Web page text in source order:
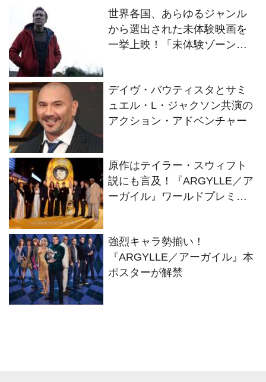
世界各国、あらゆるジャンル
から選出された未体験映画を
一挙上映！「未体験ゾーンの
デイヴ・バウティスタとサミ
ュエル・L・ジャクソン共演の
アクション・アドベンチャー
原作はテイラー・スウィフト
説にも言及！『ARGYLLE／ア
ーガイル』ワールドプレミア
強烈キャラ勢揃い！
『ARGYLLE／アーガイル』本
ポスターが解禁